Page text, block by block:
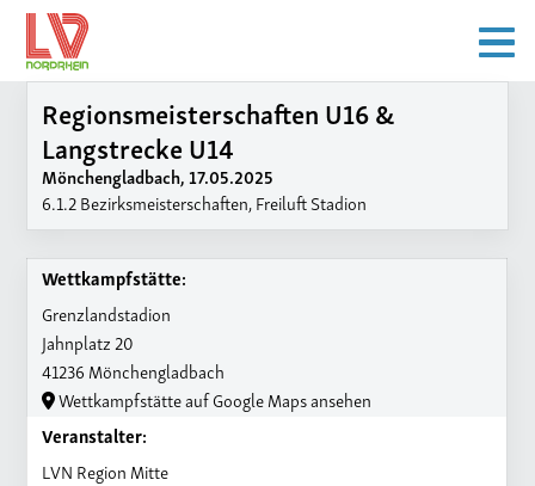
Regionsmeisterschaften U16 &
Langstrecke U14
Mönchengladbach, 17.05.2025
6.1.2 Bezirksmeisterschaften, Freiluft Stadion
Wettkampfstätte:
Grenzlandstadion
Jahnplatz 20
41236 Mönchengladbach
Wettkampfstätte auf Google Maps ansehen
Veranstalter:
LVN Region Mitte